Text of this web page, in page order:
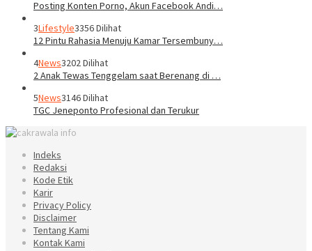
Posting Konten Porno, Akun Facebook Andi…
3Lifestyle3356 Dilihat
12 Pintu Rahasia Menuju Kamar Tersembuny…
4News3202 Dilihat
2 Anak Tewas Tenggelam saat Berenang di …
5News3146 Dilihat
TGC Jeneponto Profesional dan Terukur
Indeks
Redaksi
Kode Etik
Karir
Privacy Policy
Disclaimer
Tentang Kami
Kontak Kami